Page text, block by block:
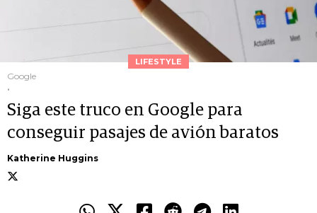
LIFESTYLE
Google
.
Siga este truco en Google para
conseguir pasajes de avión baratos
Katherine Huggins